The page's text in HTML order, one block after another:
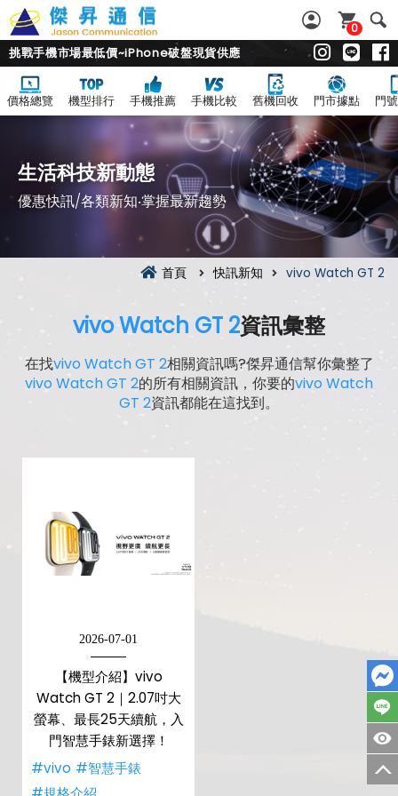
0
挑戰手機市場最低價~iPhone破盤現貨供應
價格總覽 機型排行 手機推薦 手機比較 舊機回收 門市據點 門
生活科技新動態
優惠快訊/各類新知‧掌握最新趨勢
首頁 快訊新知 vivo Watch GT 2
vivo Watch GT 2資訊彙整
在找vivo Watch GT 2相關資訊嗎?傑昇通信幫你彙整了
vivo Watch GT 2的所有相關資訊，你要的vivo Watch
GT 2資訊都能在這找到。
2026-07-01
【機型介紹】vivo
Watch GT 2｜2.07吋大
螢幕、最長25天續航，入
門智慧手錶新選擇！
#vivo #智慧手錶